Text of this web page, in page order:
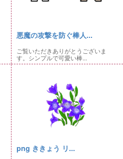
悪魔の攻撃を防ぐ棒人...
ご覧いただきありがとうございま
す。シンプルで可愛い棒...
png ききょう リ...